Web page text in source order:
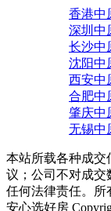
香港中
深圳中
长沙中
沈阳中
西安中
合肥中
肇庆中
无锡中
本站所载各种成交
议；公司不对成交
任何法律责任。所
安心选好房